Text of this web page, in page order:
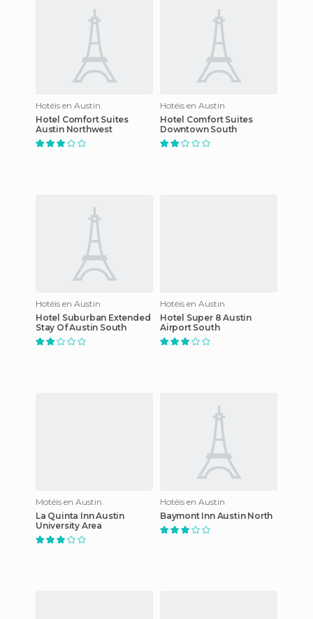
Hotéis en Austin
Hotel Comfort Suites
Austin Northwest
Hotéis en Austin
Hotel Comfort Suites
Downtown South
Hotéis en Austin
Hotel Suburban Extended
Stay Of Austin South
Hotéis en Austin
Hotel Super 8 Austin
Airport South
Motéis en Austin
La Quinta Inn Austin
University Area
Hotéis en Austin
Baymont Inn Austin North